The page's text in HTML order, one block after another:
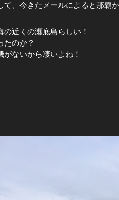
て、今きたメールによると那覇
近くの瀬底島らしい！
たのか？
ないから凄いよね！